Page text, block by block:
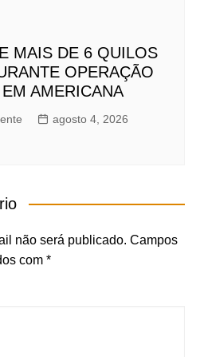
MAIS DE 6 QUILOS
OPERAÇÃO
AMERICANA
agosto 4, 2026
não será publicado. Campos
com *